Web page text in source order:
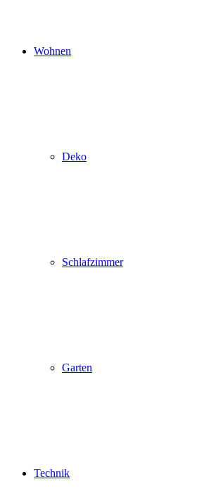
Wohnen
Deko
Schlafzimmer
Garten
Technik